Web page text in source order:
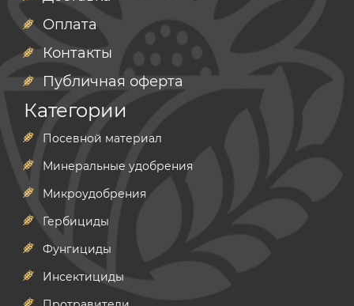
Оплата
Контакты
Публичная оферта
Категории
Посевной материал
Минеральные удобрения
Микроудобрения
Гербициды
Фунгициды
Инсектициды